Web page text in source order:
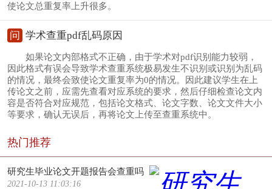
使论文总重复率上升很多。
问 学术查重pdf乱码原因
如果论文内部格式不正确，由于学术对pdf识别能力较弱，
因此格式有误会导致学术查重系统极易发生不识别或识别为乱码
的情况，最终会致使论文重复率为0的情况。因此建议学生在上
传论文之前，应需先查看对应系统的要求，然后仔细检查论文内
容是否符合对应规范，包括论文格式、论文字数、论文文件大小
等要求，确认无误后，再将论文上传至查重系统中。
热门推荐
研究生毕业论文开题报告会查重吗
2021-10-13 11:03:16